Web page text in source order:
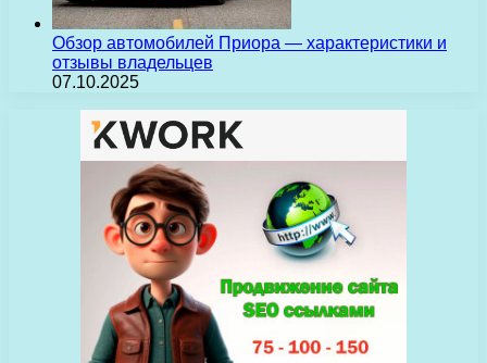
Обзор автомобилей Приора — характеристики и
отзывы владельцев
07.10.2025